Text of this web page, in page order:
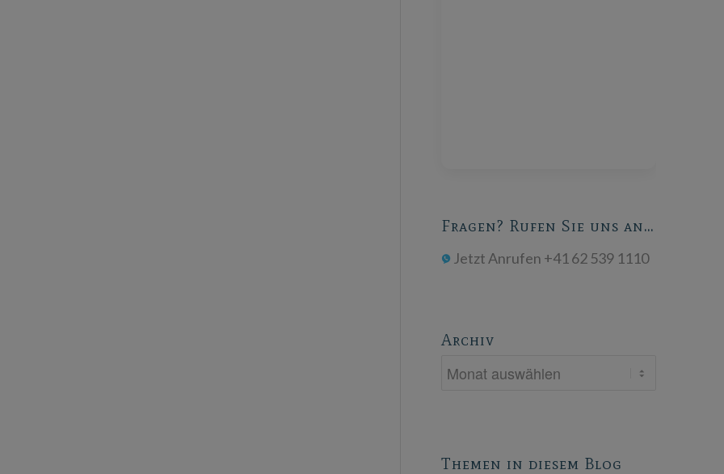
Fragen? Rufen Sie uns an…
Jetzt Anrufen +41 62 539 1110
Archiv
Themen in diesem Blog